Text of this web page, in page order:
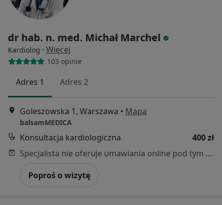
dr hab. n. med. Michał Marchel
Kardiolog · Więcej
103 opinie
Adres 1 Adres 2
Goleszowska 1, Warszawa • Mapa
balsamMEDICA
Konsultacja kardiologiczna
400 zł
Specjalista nie oferuje umawiania online pod tym adresem.
Poproś o wizytę